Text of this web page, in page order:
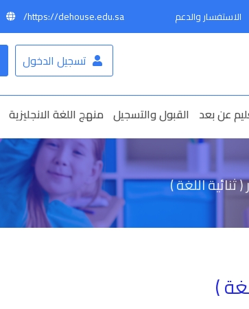
الاستفسار والدعم https://dehouse.edu.sa/
تسجيل الدخول
عن بعد القبول والتسجيل منهج اللغة الانجليزية
اللغة )
)